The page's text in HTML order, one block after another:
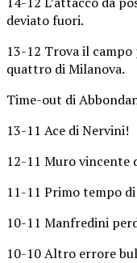
deviato fuori.
13-12 Trova il
quattro di Milanova.
Time-out di
13-11 Ace di Nervini!
12-11 Muro vincente
11-11 Primo tempo
10-11 Manfredini
10-10 Altro errore